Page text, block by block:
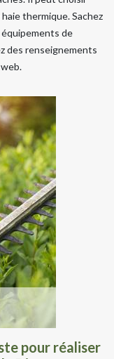
thermique. Sachez
de
des renseignements
pour réaliser